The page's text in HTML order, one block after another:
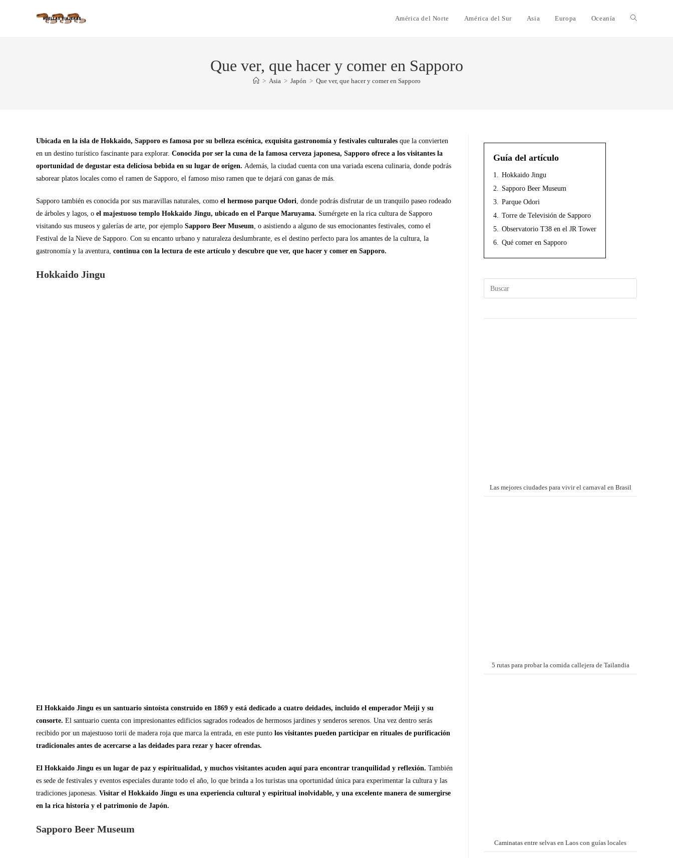
América del Norte América del Sur Asia Europa Oceanía
Que ver, que hacer y comer en Sapporo
> Asia > Japón > Que ver, que hacer y comer en Sapporo
Ubicada en la isla de Hokkaido, Sapporo es famosa por su belleza escénica, exquisita gastronomía y festivales culturales que la convierten
en un destino turístico fascinante para explorar. Conocida por ser la cuna de la famosa cerveza japonesa, Sapporo ofrece a los visitantes la
oportunidad de degustar esta deliciosa bebida en su lugar de origen. Además, la ciudad cuenta con una variada escena culinaria, donde podrás
saborear platos locales como el ramen de Sapporo, el famoso miso ramen que te dejará con ganas de más.
Sapporo también es conocida por sus maravillas naturales, como el hermoso parque Odori, donde podrás disfrutar de un tranquilo paseo rodeado
de árboles y lagos, o el majestuoso templo Hokkaido Jingu, ubicado en el Parque Maruyama. Sumérgete en la rica cultura de Sapporo
visitando sus museos y galerías de arte, por ejemplo Sapporo Beer Museum, o asistiendo a alguno de sus emocionantes festivales, como el
Festival de la Nieve de Sapporo. Con su encanto urbano y naturaleza deslumbrante, es el destino perfecto para los amantes de la cultura, la
gastronomía y la aventura, continua con la lectura de este artículo y descubre que ver, que hacer y comer en Sapporo.
Hokkaido Jingu
El Hokkaido Jingu es un santuario sintoísta construido en 1869 y está dedicado a cuatro deidades, incluido el emperador Meiji y su
consorte. El santuario cuenta con impresionantes edificios sagrados rodeados de hermosos jardines y senderos serenos. Una vez dentro serás
recibido por un majestuoso torii de madera roja que marca la entrada, en este punto los visitantes pueden participar en rituales de purificación
tradicionales antes de acercarse a las deidades para rezar y hacer ofrendas.
El Hokkaido Jingu es un lugar de paz y espiritualidad, y muchos visitantes acuden aquí para encontrar tranquilidad y reflexión. También
es sede de festivales y eventos especiales durante todo el año, lo que brinda a los turistas una oportunidad única para experimentar la cultura y las
tradiciones japonesas. Visitar el Hokkaido Jingu es una experiencia cultural y espiritual inolvidable, y una excelente manera de sumergirse
en la rica historia y el patrimonio de Japón.
Sapporo Beer Museum
Guía del artículo
1.
Hokkaido Jingu
2.
Sapporo Beer Museum
3.
Parque Odori
4.
Torre de Televisión de Sapporo
5.
Observatorio T38 en el JR Tower
6.
Qué comer en Sapporo
Las mejores ciudades para vivir el carnaval en Brasil
5 rutas para probar la comida callejera de Tailandia
Caminatas entre selvas en Laos con guías locales